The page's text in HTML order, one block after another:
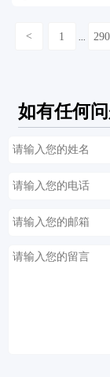
< 1 290
如有任何